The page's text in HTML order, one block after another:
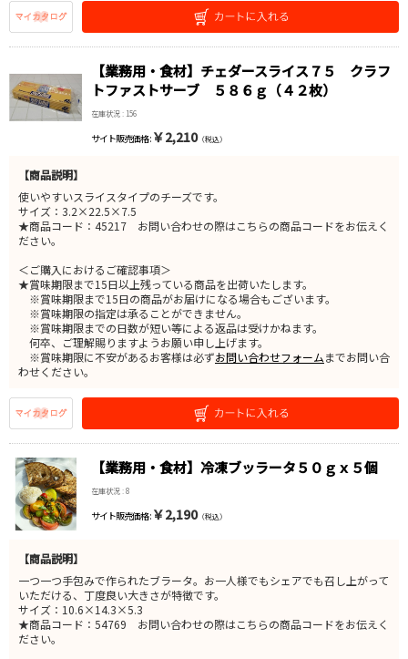
【業務用・食材】チェダースライス７５ クラフ
トファストサーブ ５８６ｇ（４２枚）
在庫状況 : 156
サイト販売価格 : ￥2,210（税込）
【商品説明】
使いやすいスライスタイプのチーズです。
サイズ：3.2×22.5×7.5
★商品コード：45217 お問い合わせの際はこちらの商品コードをお伝えく
ださい。
＜ご購入におけるご確認事項＞
★賞味期限まで15日以上残っている商品を出荷いたします。
※賞味期限まで15日の商品がお届けになる場合もございます。
※賞味期限の指定は承ることができません。
※賞味期限までの日数が短い等による返品は受けかねます。
何卒、ご理解賜りますようお願い申し上げます。
※賞味期限に不安があるお客様は必ずお問い合わせフォームまでお問い合
わせください。
【業務用・食材】冷凍ブッラータ５０ｇｘ５個
在庫状況 : 8
サイト販売価格 : ￥2,190（税込）
【商品説明】
一つ一つ手包みで作られたブラータ。お一人様でもシェアでも召し上がって
いただける、丁度良い大きさが特徴です。
サイズ：10.6×14.3×5.3
★商品コード：54769 お問い合わせの際はこちらの商品コードをお伝えく
ださい。